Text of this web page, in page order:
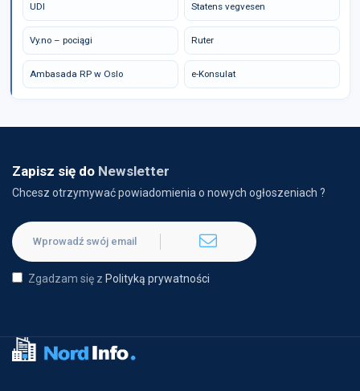
UDI Statens vegvesen
Vy.no – pociągi Ruter
Ambasada RP w Oslo e-Konsulat
Zapisz się do Newsletter
Chcesz otrzymywać powiadomienia o nowych ogłoszeniach ?
Zgadzam się z Polityką prywatności